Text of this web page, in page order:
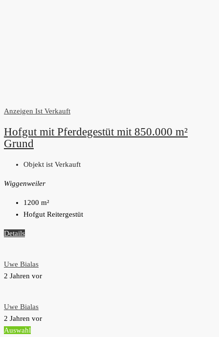
Anzeigen Ist Verkauft
Hofgut mit Pferdegestüt mit 850.000 m²
Grund
Objekt ist Verkauft
Wiggenweiler
1200 m²
Hofgut Reitergestüt
Details
Uwe Bialas
2 Jahren vor
Uwe Bialas
2 Jahren vor
Auswahl